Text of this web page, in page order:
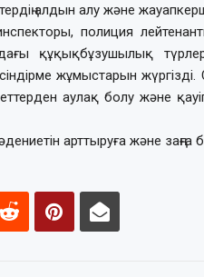
алдын алу және
полиция
құқықбұзушылық
жұмыстарын
аулақ болу және
арттыруға және заңға